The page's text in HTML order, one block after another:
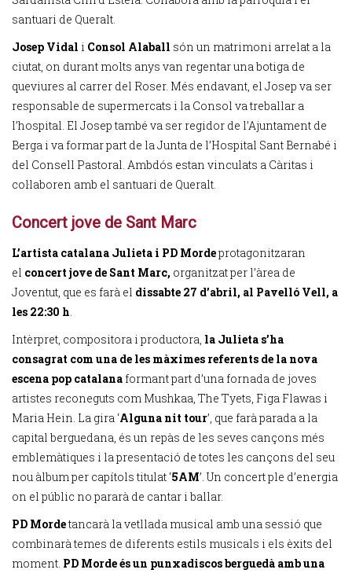
santuari de Queralt.
Josep Vidal i Consol Alaball són un matrimoni arrelat a la
ciutat, on durant molts anys van regentar una botiga de
queviures al carrer del Roser. Més endavant, el Josep va ser
responsable de supermercats i la Consol va treballar a
l’hospital. El Josep també va ser regidor de l’Ajuntament de
Berga i va formar part de la Junta de l’Hospital Sant Bernabé i
del Consell Pastoral. Ambdós estan vinculats a Càritas i
col·laboren amb el santuari de Queralt.
Concert jove de Sant Marc
L’artista catalana Julieta i PD Mordeprotagonitzaran
el concert jove de Sant Marc, organitzat per l’àrea de
Joventut, que es farà el dissabte 27 d’abril, al Pavelló Vell, a
les 22:30 h.
Intèrpret, compositora i productora, la Julieta s’ha
consagrat com una de les màximes referents de la nova
escena pop catalanaformant part d’una fornada de joves
artistes reconeguts com Mushkaa, The Tyets, Figa Flawas i
Maria Hein. La gira ‘Alguna nit tour’, que farà parada a la
capital berguedana, és un repàs de les seves cançons més
emblemàtiques i la presentació de totes les cançons del seu
nou àlbum per capítols titulat ‘5AM’. Un concert ple d’energia
on el públic no pararà de cantar i ballar.
PD Mordetancarà la vetllada musical amb una sessió que
combinarà temes de diferents estils musicals i els èxits del
moment. PD Morde és un punxadiscos berguedà amb una